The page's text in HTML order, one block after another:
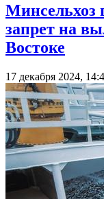
Минсельхоз
запрет на
Востоке
17 декабря 2024,